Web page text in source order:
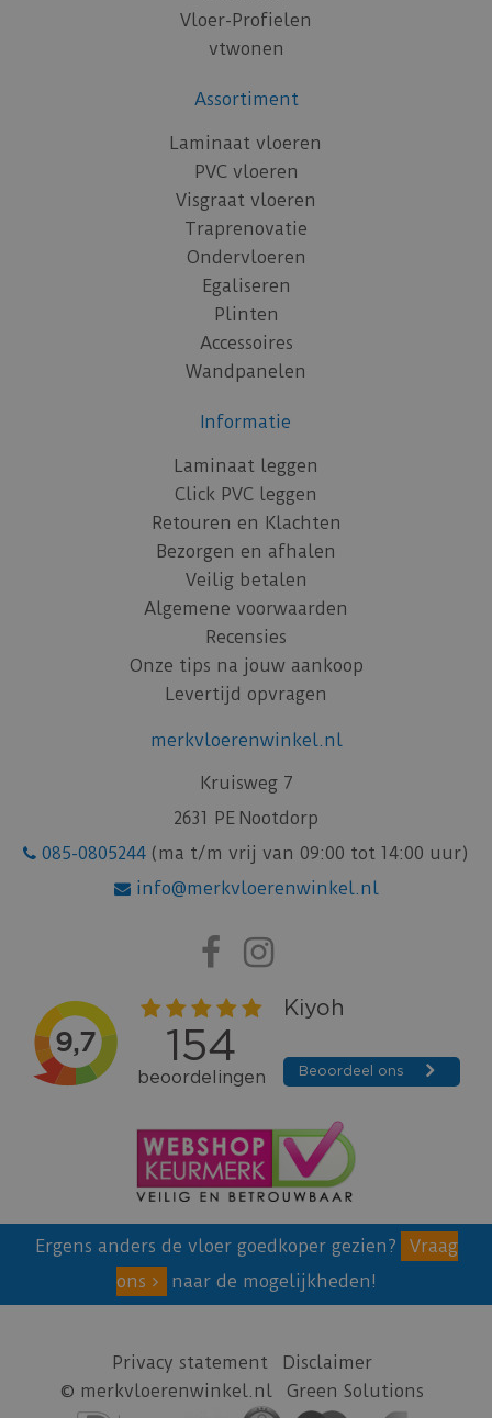
Vloer-Profielen
vtwonen
Assortiment
Laminaat vloeren
PVC vloeren
Visgraat vloeren
Traprenovatie
Ondervloeren
Egaliseren
Plinten
Accessoires
Wandpanelen
Informatie
Laminaat leggen
Click PVC leggen
Retouren en Klachten
Bezorgen en afhalen
Veilig betalen
Algemene voorwaarden
Recensies
Onze tips na jouw aankoop
Levertijd opvragen
merkvloerenwinkel.nl
Kruisweg 7
2631 PE Nootdorp
085-0805244 (ma t/m vrij van 09:00 tot 14:00 uur)
info@merkvloerenwinkel.nl
Ergens anders de vloer goedkoper gezien?
Vraag
ons
naar de mogelijkheden!
Privacy statement
Disclaimer
© merkvloerenwinkel.nl
Green Solutions